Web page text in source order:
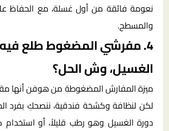
نعومة فائقة من أول غسلة، مع الحفاظ
والمسطح.
4. مفرشي المضغوط طلع فيه
الغسيل، وش الحل؟
ميزة المفارش المضغوطة من هوفن أنها
لكن لنظافة وكشخة فندقية، ننصحكِ بفرد